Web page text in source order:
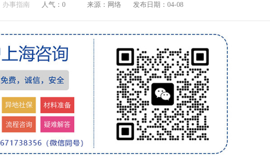
办事指南 人气： 0 来源：网络 发布日期：04-08